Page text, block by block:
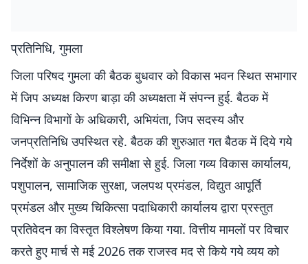
प्रतिनिधि, गुमला
जिला परिषद गुमला की बैठक बुधवार को विकास भवन स्थित सभागार
में जिप अध्यक्ष किरण बाड़ा की अध्यक्षता में संपन्न हुई. बैठक में
विभिन्न विभागों के अधिकारी, अभियंता, जिप सदस्य और
जनप्रतिनिधि उपस्थित रहे. बैठक की शुरुआत गत बैठक में दिये गये
निर्देशों के अनुपालन की समीक्षा से हुई. जिला गव्य विकास कार्यालय,
पशुपालन, सामाजिक सुरक्षा, जलपथ प्रमंडल, विद्युत आपूर्ति
प्रमंडल और मुख्य चिकित्सा पदाधिकारी कार्यालय द्वारा प्रस्तुत
प्रतिवेदन का विस्तृत विश्लेषण किया गया. वित्तीय मामलों पर विचार
करते हुए मार्च से मई 2026 तक राजस्व मद से किये गये व्यय को